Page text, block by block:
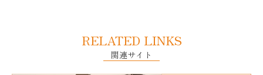
RELATED LINKS
関連サイト